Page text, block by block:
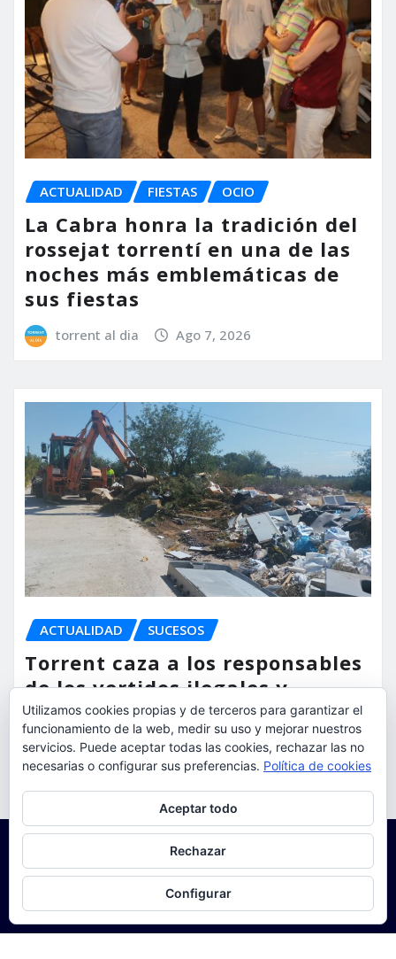
ACTUALIDAD FIESTAS OCIO
La Cabra honra la tradición del
rossejat torrentí en una de las
noches más emblemáticas de
sus fiestas
torrent al dia Ago 7, 2026
ACTUALIDAD SUCESOS
Torrent caza a los responsables
de los vertidos ilegales y
endurece las sanciones
torrent al dia Ago 7, 2026
Utilizamos cookies propias y de terceros para garantizar el
funcionamiento de la web, medir su uso y mejorar nuestros
servicios. Puede aceptar todas las cookies, rechazar las no
necesarias o configurar sus preferencias. Política de cookies
Aceptar todo
Rechazar
Configurar
Para obtener más información, incluido cómo gestionar las cookies,